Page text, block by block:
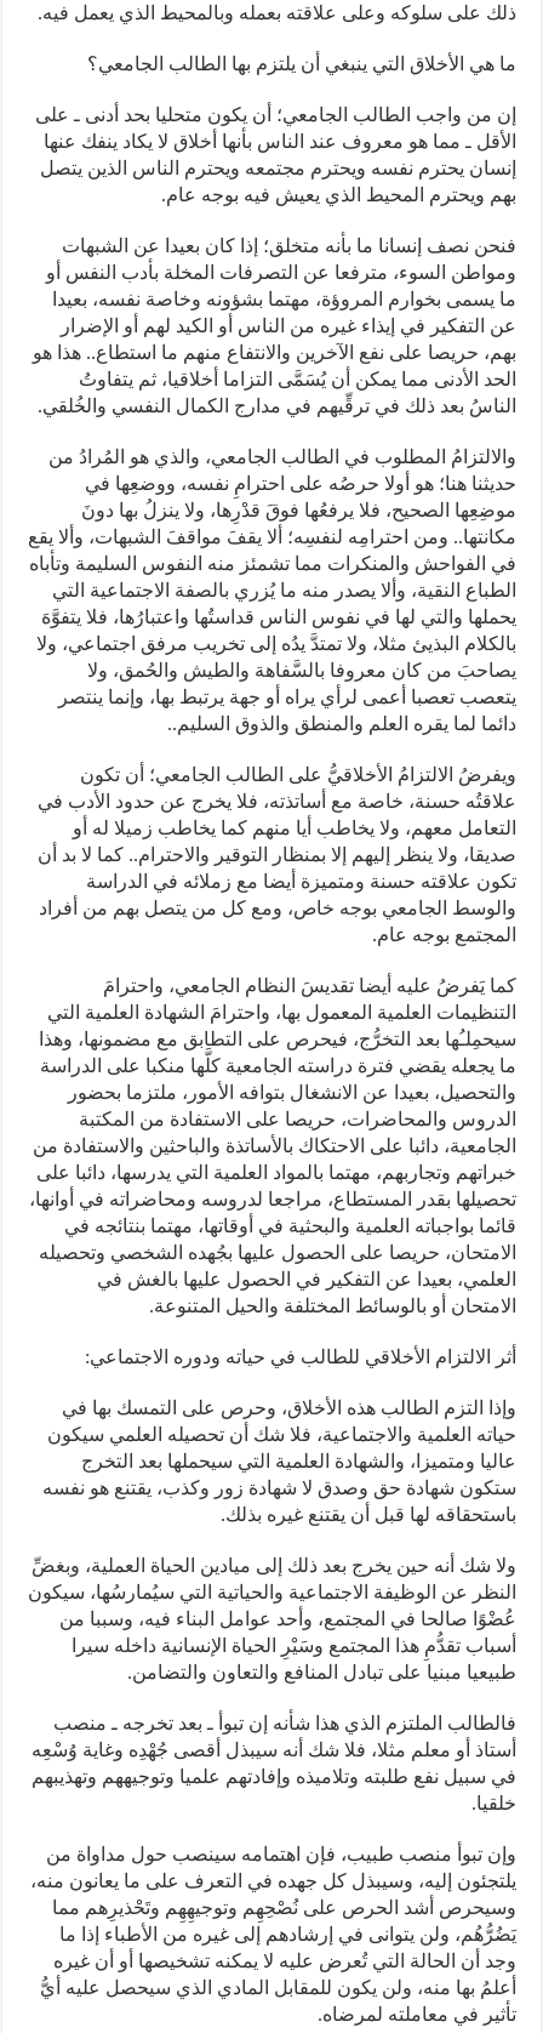
ذلك على سلوكه وعلى علاقته بعمله وبالمحيط الذي يعمل فيه.
ما هي الأخلاق التي ينبغي أن يلتزم بها الطالب الجامعي؟
إن من واجب الطالب الجامعي؛ أن يكون متحليا بحد أدنى ـ على
الأقل ـ مما هو معروف عند الناس بأنها أخلاق لا يكاد ينفك عنها
إنسان يحترم نفسه ويحترم مجتمعه ويحترم الناس الذين يتصل
بهم ويحترم المحيط الذي يعيش فيه بوجه عام.
فنحن نصف إنسانا ما بأنه متخلق؛ إذا كان بعيدا عن الشبهات
ومواطن السوء، مترفعا عن التصرفات المخلة بأدب النفس أو
ما يسمى بخوارم المروؤة، مهتما بشؤونه وخاصة نفسه، بعيدا
عن التفكير في إيذاء غيره من الناس أو الكيد لهم أو الإضرار
بهم، حريصا على نفع الآخرين والانتفاع منهم ما استطاع.. هذا هو
الحد الأدنى مما يمكن أن يُسَمَّى التزاما أخلاقيا، ثم يتفاوتُ
الناسُ بعد ذلك في ترقِّيهم في مدارج الكمال النفسي والخُلقي.
والالتزامُ المطلوب في الطالب الجامعي، والذي هو المُرادُ من
حديثنا هنا؛ هو أولا حرصُه على احترامِ نفسه، ووضعِها في
موضِعِها الصحيح، فلا يرفعُها فوقَ قدْرِها، ولا ينزلُ بها دونَ
مكانتها.. ومن احترامِه لنفسِه؛ ألا يقفَ مواقفَ الشبهات، وألا يقع
في الفواحش والمنكرات مما تشمئز منه النفوس السليمة وتأباه
الطباع النقية، وألا يصدر منه ما يُزري بالصفة الاجتماعية التي
يحملها والتي لها في نفوس الناس قداستُها واعتبارُها، فلا يتفوَّهَ
بالكلام البذيئ مثلا، ولا تمتدَّ يدُه إلى تخريب مرفق اجتماعي، ولا
يصاحبَ من كان معروفا بالسَّفاهة والطيش والحُمق، ولا
يتعصب تعصبا أعمى لرأي يراه أو جهة يرتبط بها، وإنما ينتصر
دائما لما يقره العلم والمنطق والذوق السليم..
ويفرضُ الالتزامُ الأخلاقيُّ على الطالب الجامعي؛ أن تكون
علاقتُه حسنة، خاصة مع أساتذته، فلا يخرج عن حدود الأدب في
التعامل معهم، ولا يخاطب أيا منهم كما يخاطب زميلا له أو
صديقا، ولا ينظر إليهم إلا بمنظار التوقير والاحترام.. كما لا بد أن
تكون علاقته حسنة ومتميزة أيضا مع زملائه في الدراسة
والوسط الجامعي بوجه خاص، ومع كل من يتصل بهم من أفراد
المجتمع بوجه عام.
كما يَفرضُ عليه أيضا تقديسَ النظام الجامعي، واحترامَ
التنظيمات العلمية المعمول بها، واحترامَ الشهادة العلمية التي
سيحمِلـُها بعد التخرُّج، فيحرص على التطابق مع مضمونها، وهذا
ما يجعله يقضي فترة دراسته الجامعية كلَّها منكبا على الدراسة
والتحصيل، بعيدا عن الانشغال بتوافه الأمور، ملتزما بحضور
الدروس والمحاضرات، حريصا على الاستفادة من المكتبة
الجامعية، دائبا على الاحتكاك بالأساتذة والباحثين والاستفادة من
خبراتهم وتجاربهم، مهتما بالمواد العلمية التي يدرسها، دائبا على
تحصيلها بقدر المستطاع، مراجعا لدروسه ومحاضراته في أوانها،
قائما بواجباته العلمية والبحثية في أوقاتها، مهتما بنتائجه في
الامتحان، حريصا على الحصول عليها بجُهده الشخصي وتحصيله
العلمي، بعيدا عن التفكير في الحصول عليها بالغش في
الامتحان أو بالوسائط المختلفة والحيل المتنوعة.
أثر الالتزام الأخلاقي للطالب في حياته ودوره الاجتماعي:
وإذا التزم الطالب هذه الأخلاق، وحرص على التمسك بها في
حياته العلمية والاجتماعية، فلا شك أن تحصيله العلمي سيكون
عاليا ومتميزا، والشهادة العلمية التي سيحملها بعد التخرج
ستكون شهادة حق وصدق لا شهادة زور وكذب، يقتنع هو نفسه
باستحقاقه لها قبل أن يقتنع غيره بذلك.
ولا شك أنه حين يخرج بعد ذلك إلى ميادين الحياة العملية، وبغضِّ
النظر عن الوظيفة الاجتماعية والحياتية التي سيُمارسُها، سيكون
عُضْوًا صالحا في المجتمع، وأحد عوامل البناء فيه، وسببا من
أسباب تقدُّمِ هذا المجتمع وسَيْرِ الحياة الإنسانية داخله سيرا
طبيعيا مبنيا على تبادل المنافع والتعاون والتضامن.
فالطالب الملتزم الذي هذا شأنه إن تبوأ ـ بعد تخرجه ـ منصب
أستاذ أو معلم مثلا، فلا شك أنه سيبذل أقصى جُهْدِه وغاية وُسْعِه
في سبيل نفع طلبته وتلاميذه وإفادتهم علميا وتوجيههم وتهذيبهم
خلقيا.
وإن تبوأ منصب طبيب، فإن اهتمامه سينصب حول مداواة من
يلتجئون إليه، وسيبذل كل جهده في التعرف على ما يعانون منه،
وسيحرص أشد الحرص على نُصْحِهِم وتوجيهِهِم وتَحْذيرِهم مما
يَضُرُّهُم، ولن يتوانى في إرشادهم إلى غيره من الأطباء إذا ما
وجد أن الحالة التي تُعرض عليه لا يمكنه تشخيصها أو أن غيره
أعلمُ بها منه، ولن يكون للمقابل المادي الذي سيحصل عليه أيُّ
تأثير في معاملته لمرضاه.